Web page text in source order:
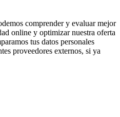
comprender y evaluar mejor
online y optimizar nuestra oferta
tus datos personales
proveedores externos, si ya